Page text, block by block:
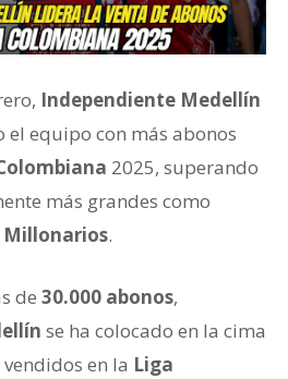
Independiente Medellín
el equipo con más abonos
2025, superando
más grandes como
Millonarios.
de 30.000 abonos,
se ha colocado en la cima
en la Liga